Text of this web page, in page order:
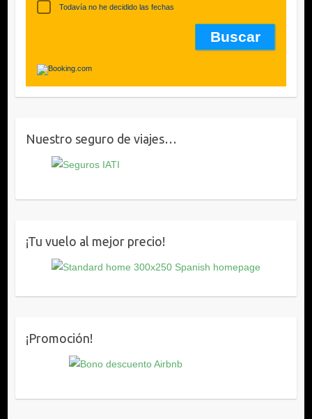
Todavía no he decidido las fechas
Nuestro seguro de viajes…
¡Tu vuelo al mejor precio!
¡Promoción!